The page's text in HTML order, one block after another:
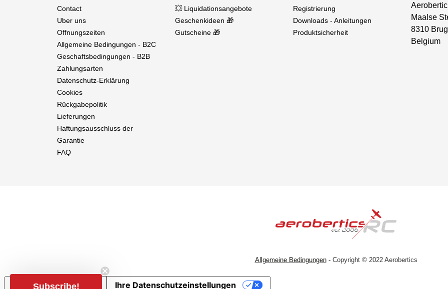
Contact
Uber uns
Offnungszeiten
Allgemeine Bedingungen - B2C
Geschaftsbedingungen - B2B
Zahlungsarten
Datenschutz-Erklärung
Cookies
Rückgabepolitik
Lieferungen
Haftungsausschluss der
Garantie
FAQ
💥 Liquidationsangebote
Geschenkideen 🎁
Gutscheine 🎁
Registrierung
Downloads - Anleitungen
Produktsicherheit
Maalse
8310
Belgium
Allgemeine Bedingungen - Copyright © 2022 Aerobertics
Hinweis bei Erhebung Ihre Datenschutzeinstellungen
Subscribe!